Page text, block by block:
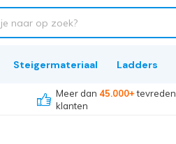
Steigermateriaal Ladders
Meer dan 45.000+tevreden
klanten